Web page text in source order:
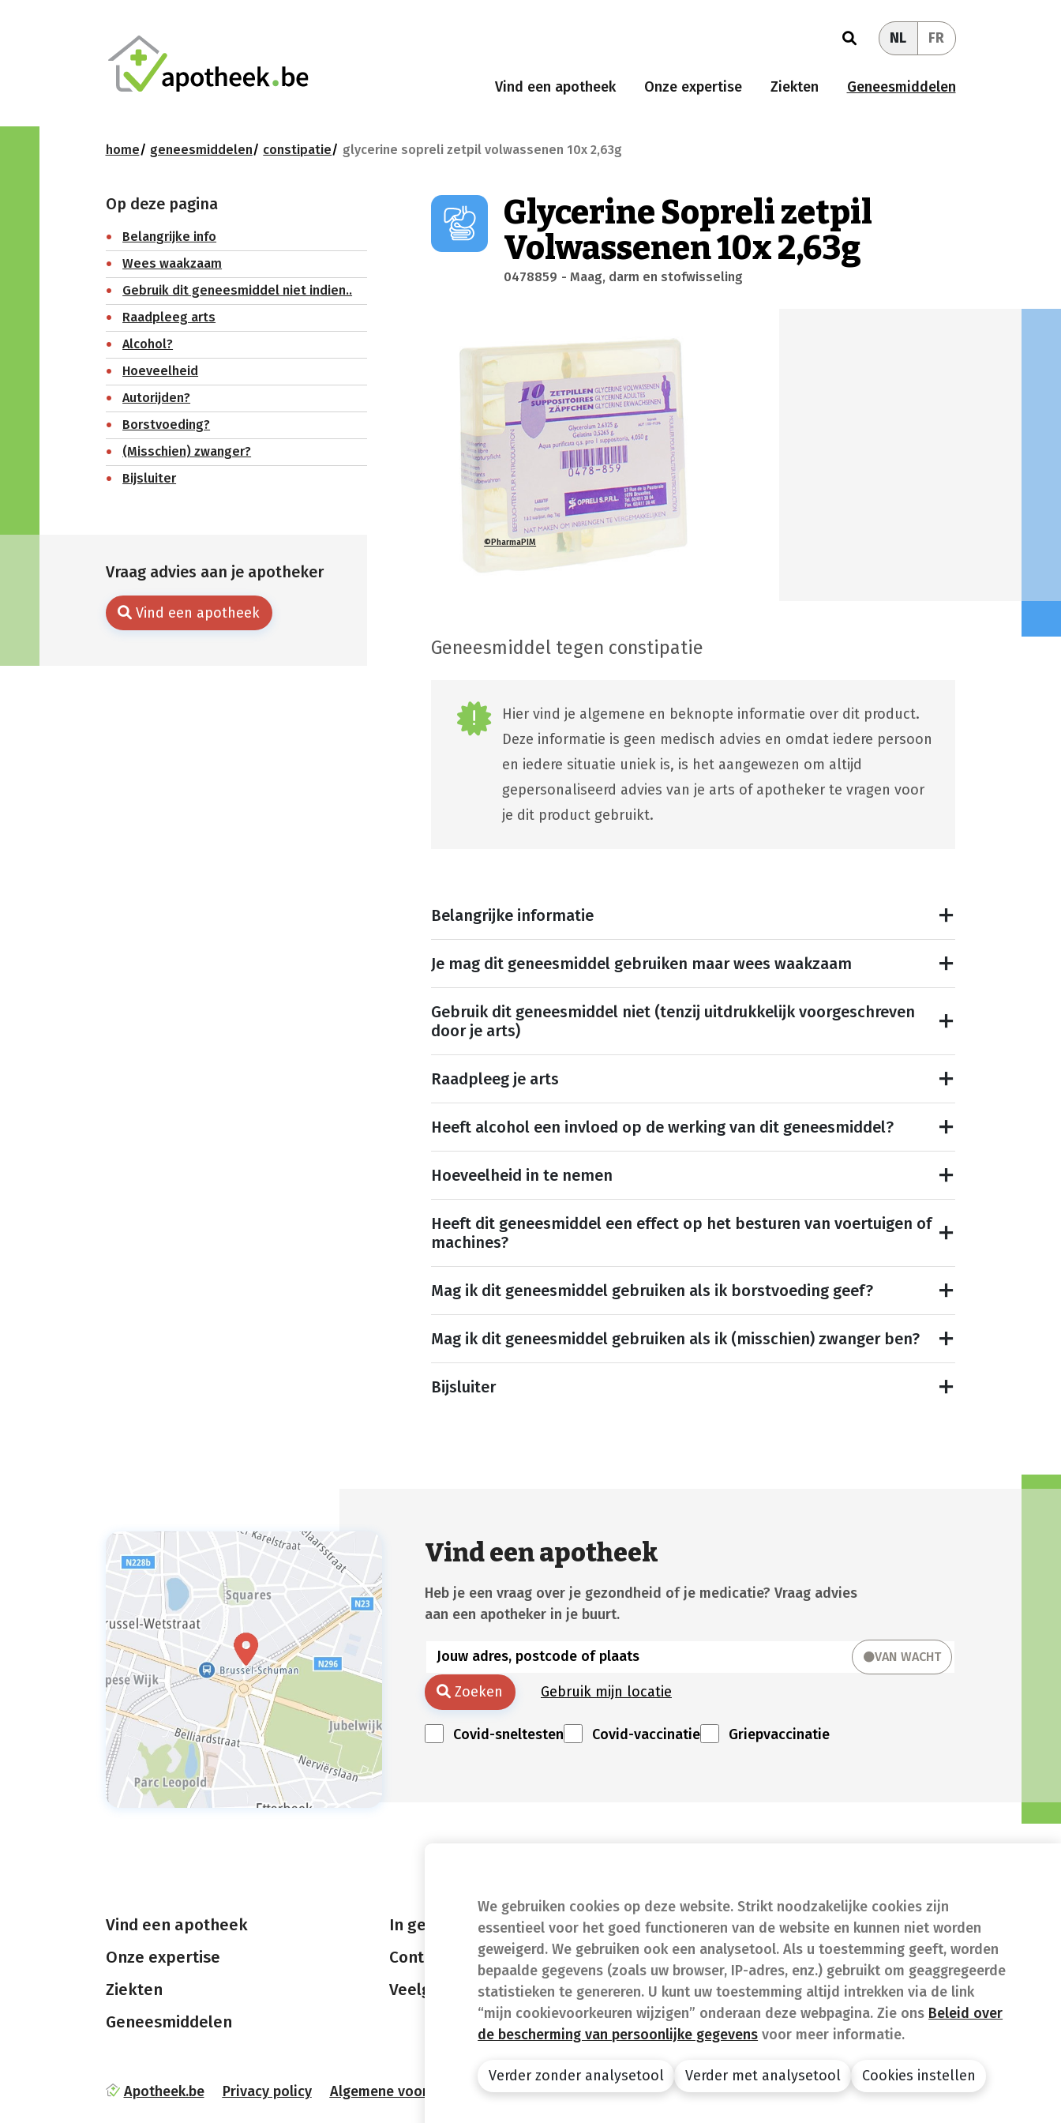
We gebruiken cookies op deze website. Strikt noodzakelijke cookies zijn
essentieel voor het goed functioneren van de website en kunnen niet worden
geweigerd. We gebruiken ook een analysetool. Als u toestemming geeft, worden
bepaalde gegevens (zoals uw browser, IP-adres, enz.) gebruikt om geaggregeerde
statistieken te genereren. U kunt uw toestemming altijd intrekken via de link
“mijn cookievoorkeuren wijzigen” onderaan deze webpagina. Zie ons Beleid over
de bescherming van persoonlijke gegevens voor meer informatie.
Verder zonder analysetool Verder met analysetool Cookies instellen
NL FR
Vind een apotheek Onze expertise Ziekten Geneesmiddelen
home geneesmiddelen constipatie glycerine sopreli zetpil volwassenen 10x 2,63g
Vraag advies aan je apotheker
Vind een apotheek
Op deze pagina
Belangrijke info
Wees waakzaam
Gebruik dit geneesmiddel niet indien..
Raadpleeg arts
Alcohol?
Hoeveelheid
Autorijden?
Borstvoeding?
(Misschien) zwanger?
Bijsluiter
Glycerine Sopreli zetpil
Volwassenen 10x 2,63g
0478859 - Maag, darm en stofwisseling
©PharmaPIM
Geneesmiddel tegen constipatie
Hier vind je algemene en beknopte informatie over dit product.
Deze informatie is geen medisch advies en omdat iedere persoon
en iedere situatie uniek is, is het aangewezen om altijd
gepersonaliseerd advies van je arts of apotheker te vragen voor
je dit product gebruikt.
Belangrijke informatie
Je mag dit geneesmiddel gebruiken maar wees waakzaam
Gebruik dit geneesmiddel niet (tenzij uitdrukkelijk voorgeschreven
door je arts)
Raadpleeg je arts
Heeft alcohol een invloed op de werking van dit geneesmiddel?
Hoeveelheid in te nemen
Heeft dit geneesmiddel een effect op het besturen van voertuigen of
machines?
Mag ik dit geneesmiddel gebruiken als ik borstvoeding geef?
Mag ik dit geneesmiddel gebruiken als ik (misschien) zwanger ben?
Bijsluiter
Vind een apotheek
Heb je een vraag over je gezondheid of je medicatie? Vraag advies
aan een apotheker in je buurt.
VAN WACHT
Zoeken Gebruik mijn locatie
Covid-sneltesten Covid-vaccinatie Griepvaccinatie
Vind een apotheek
Onze expertise
Ziekten
Geneesmiddelen
In geval van nood
Contact
Veelgestelde vragen (FAQ)
Apotheek.be Privacy policy Algemene voorwaarden design by